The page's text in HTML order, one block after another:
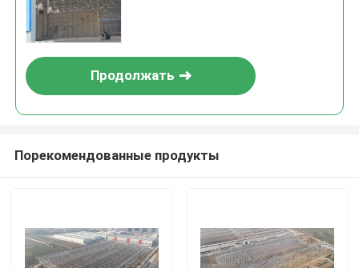
Продолжать
Порекомендованные продукты